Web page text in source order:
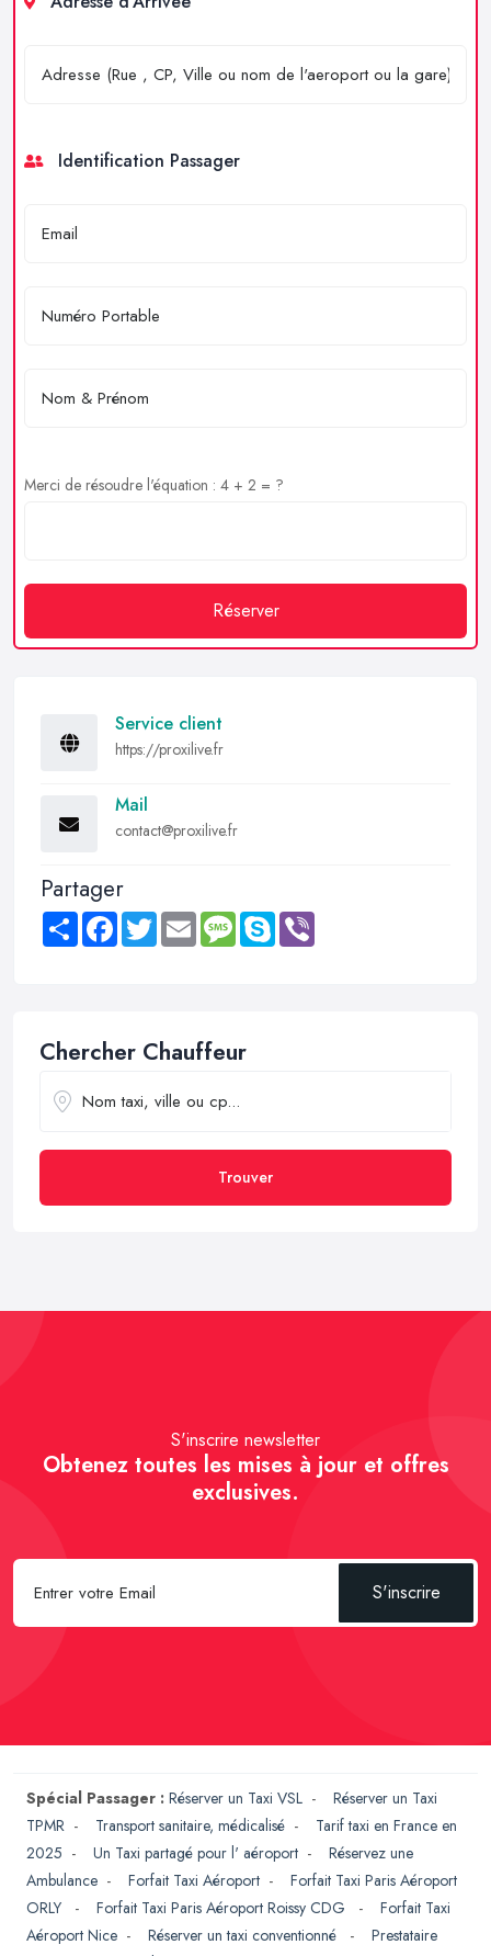
Identification Passager
Merci de résoudre l'équation : 4 + 2 = ?
Réserver
Service client
https://proxilive.fr
Mail
contact@proxilive.fr
Partager
Share FacebookTwitter Email MessageSkype
Chercher Chauffeur
Trouver
S'inscrire newsletter
Obtenez toutes les mises à jour et offres
exclusives.
S'inscrire
Spécial Passager : Réserver un Taxi VSL - Réserver un Taxi
TPMR - Transport sanitaire, médicalisé - Tarif taxi en France en
2025 - Un Taxi partagé pour l' aéroport - Réservez une
Ambulance - Forfait Taxi Aéroport - Forfait Taxi Paris Aéroport
ORLY
- Forfait Taxi Paris Aéroport Roissy CDG - Forfait Taxi
Aéroport Nice - Réserver un taxi conventionné - Prestataire